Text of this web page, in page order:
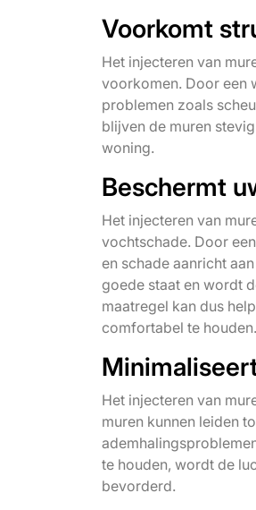
Voorkomt
Het injecteren van
voorkomen. Door een
problemen zoals
blijven de muren
woning.
Beschermt
Het injecteren van
vochtschade. Door
en schade aanricht
goede staat en wordt
maatregel kan dus
comfortabel te houden.
Het injecteren van
muren kunnen leiden
te houden, wordt de
bevorderd.